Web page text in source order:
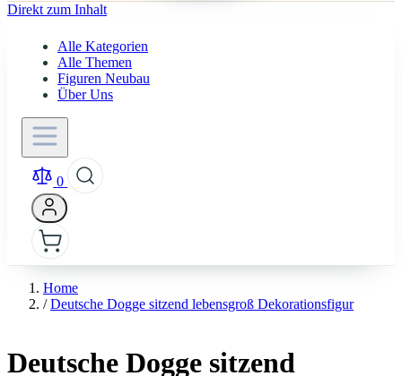
Direkt zum Inhalt
Alle Kategorien
Alle Themen
Figuren Neubau
Über Uns
0
Home
/ Deutsche Dogge sitzend lebensgroß Dekorationsfigur
Deutsche Dogge sitzend